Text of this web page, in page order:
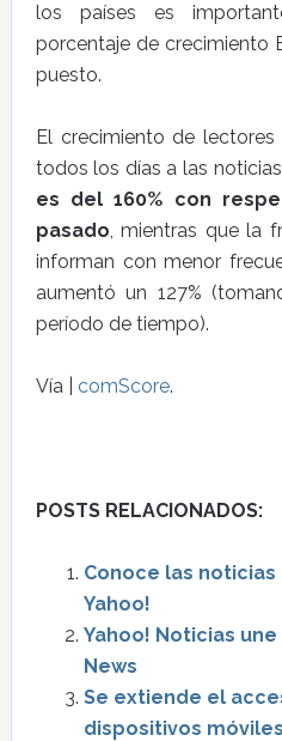
los países es
porcentaje de crecimiento
puesto.
El crecimiento de
todos los días a las
es del 160% con
pasado, mientras que la
informan con menor
aumentó un 127%
período de tiempo).
Vía | comScore.
POSTS RELACIONADOS:
Conoce las
Yahoo!
Yahoo! Noticias
News
Se extiende el
dispositivos móviles